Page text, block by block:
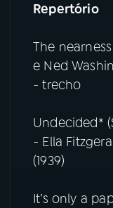
Repertório
The
e Ned
- trecho
Undecided*
- Ella
(1939)
It’s only a